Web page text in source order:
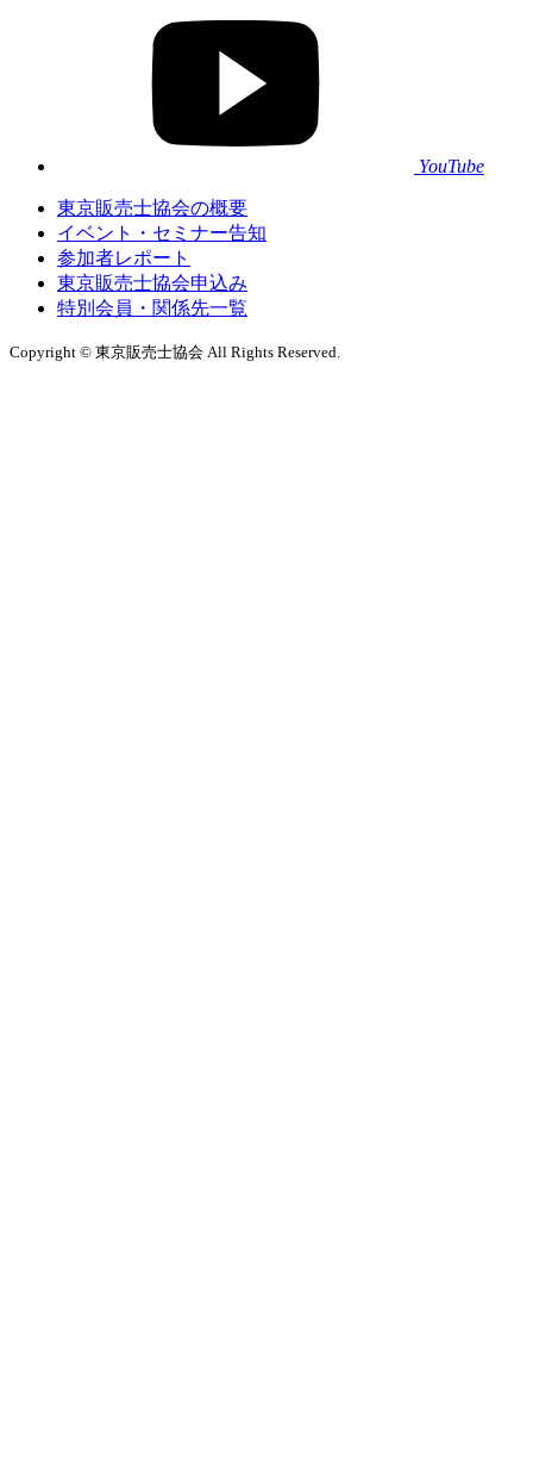
YouTube
東京販売士協会の概要
イベント・セミナー告知
参加者レポート
東京販売士協会申込み
特別会員・関係先一覧
Copyright © 東京販売士協会 All Rights Reserved.